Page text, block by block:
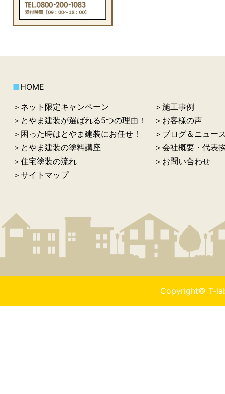
■HOME
＞ネット限定キャンペーン
＞とやま建装が選ばれる5つの理由！
＞困った時はとやま建装にお任せ！
＞とやま建装の塗料講座
＞住宅塗装の流れ
＞サイトマップ
＞施工事例
＞お客様の声
＞ブログ＆ニュー
＞会社概要・代表
＞お問い合わせ
Copyright© T-